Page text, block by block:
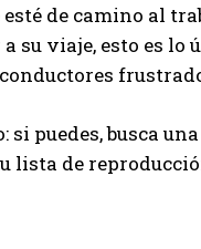
esté de camino al
su viaje, esto es lo
si puedes, busca
lista de